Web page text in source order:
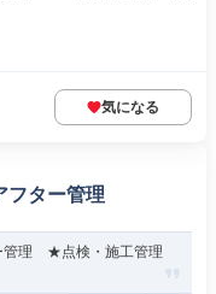
気になる
フター管理
管理 ★点検・施工管理